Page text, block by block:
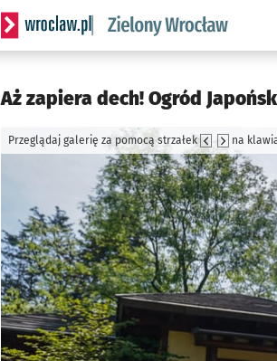
Serwis informacyjny wroclaw.pl podserwis:
Aż zapiera dech! Ogród
Przeglądaj galerię za pomocą strzałek na